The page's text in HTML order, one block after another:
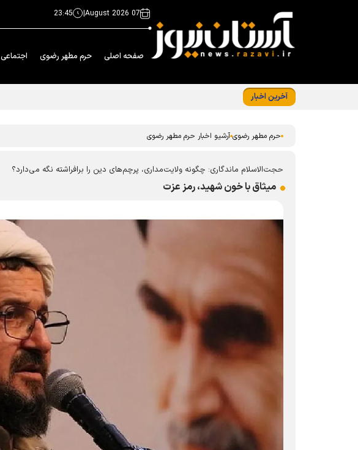
07 August 2026
|
23:45
صفحه اصلی حرم مطهر رضوی اجتماعی
آخرین اخبار
حرم مطهر رضوی آرشیو اخبار حرم مطهر رضوی
حجت‌الاسلام ماندگاری: چگونه ولایت‌مداری، پرچم‌های دین را برافراشته نگه می‌دارد؟
میثاق با خون شهید، رمز عزت